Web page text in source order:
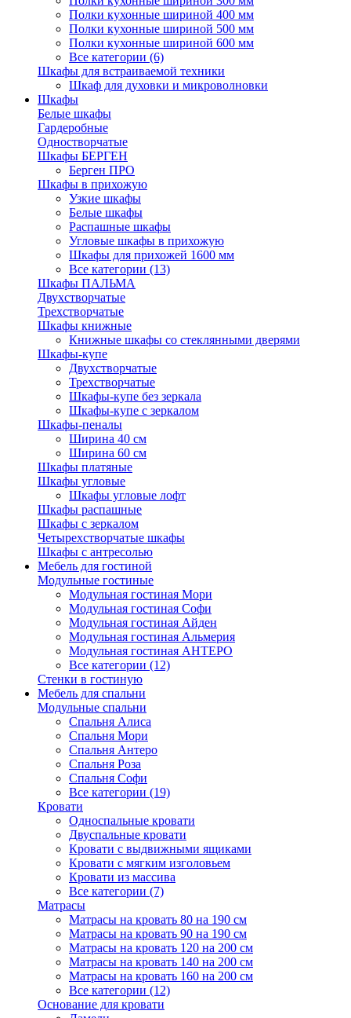
Полки кухонные шириной 400 мм
Полки кухонные шириной 500 мм
Полки кухонные шириной 600 мм
Все категории (6)
Шкафы для встраиваемой техники
Шкаф для духовки и микроволновки
Шкафы
Белые шкафы
Гардеробные
Одностворчатые
Шкафы БЕРГЕН
Берген ПРО
Шкафы в прихожую
Узкие шкафы
Белые шкафы
Распашные шкафы
Угловые шкафы в прихожую
Шкафы для прихожей 1600 мм
Все категории (13)
Шкафы ПАЛЬМА
Двухстворчатые
Трехстворчатые
Шкафы книжные
Книжные шкафы со стеклянными дверями
Шкафы-купе
Двухстворчатые
Трехстворчатые
Шкафы-купе без зеркала
Шкафы-купе с зеркалом
Шкафы-пеналы
Ширина 40 см
Ширина 60 см
Шкафы платяные
Шкафы угловые
Шкафы угловые лофт
Шкафы распашные
Шкафы с зеркалом
Четырехстворчатые шкафы
Шкафы с антресолью
Мебель для гостиной
Модульные гостиные
Модульная гостиная Мори
Модульная гостиная Софи
Модульная гостиная Айден
Модульная гостиная Альмерия
Модульная гостиная АНТЕРО
Все категории (12)
Стенки в гостиную
Мебель для спальни
Модульные спальни
Спальня Алиса
Спальня Мори
Спальня Антеро
Спальня Роза
Спальня Софи
Все категории (19)
Кровати
Односпальные кровати
Двуспальные кровати
Кровати с выдвижными ящиками
Кровати с мягким изголовьем
Кровати из массива
Все категории (7)
Матрасы
Матрасы на кровать 80 на 190 см
Матрасы на кровать 90 на 190 см
Матрасы на кровать 120 на 200 см
Матрасы на кровать 140 на 200 см
Матрасы на кровать 160 на 200 см
Все категории (12)
Основание для кровати